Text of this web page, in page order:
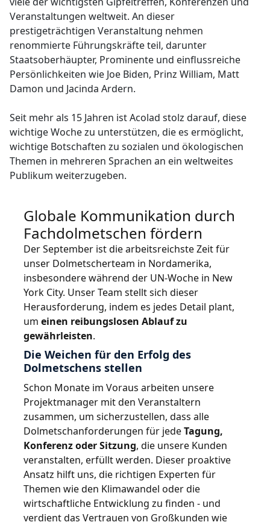
Fertigungsindustrie
Finanzwesen
Öffentliche Institutionen
Verteidigung & Sicherheit
Alle Branchen
Lernen Sie Lia kennen
Schnelle, intelligente und skalierbare AI-Übersetzung
Veranstaltungen weltweit. An dieser
prestigeträchtigen Veranstaltung nehmen
renommierte Führungskräfte teil, darunter
Staatsoberhäupter, Prominente und einflussreiche
Persönlichkeiten wie Joe Biden, Prinz William, Matt
Damon und Jacinda Ardern.
Seit mehr als 15 Jahren ist Acolad stolz darauf, diese
wichtige Woche zu unterstützen, die es ermöglicht,
wichtige Botschaften zu sozialen und ökologischen
Themen in mehreren Sprachen an ein weltweites
Publikum weiterzugeben.
Globale Kommunikation durch
Fachdolmetschen fördern
Der September ist die arbeitsreichste Zeit für
unser Dolmetscherteam in Nordamerika,
insbesondere während der UN-Woche in New
York City. Unser Team stellt sich dieser
Herausforderung, indem es jedes Detail plant,
um einen reibungslosen Ablauf zu
gewährleisten.
Die Weichen für den Erfolg des
Dolmetschens stellen
Schon Monate im Voraus arbeiten unsere
Projektmanager mit den Veranstaltern
zusammen, um sicherzustellen, dass alle
Dolmetschanforderungen für jedeTagung,
Konferenz oder Sitzung, die unsere Kunden
veranstalten, erfüllt werden. Dieser proaktive
Ansatz hilft uns, die richtigen Experten für
Themen wie den Klimawandel oder die
wirtschaftliche Entwicklung zu finden - und
verdient das Vertrauen von Großkunden wie